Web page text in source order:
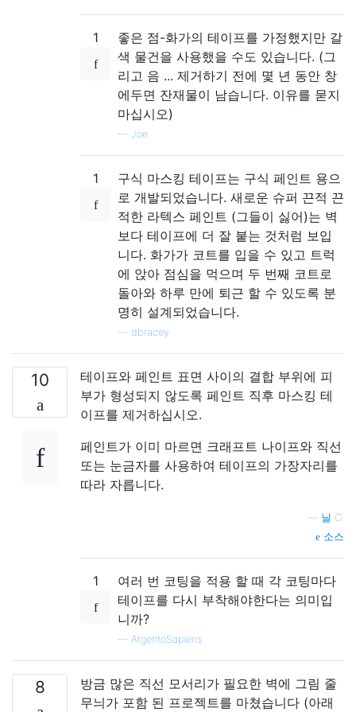
1
좋은 점-화가의 테이프를 가정했지만 갈
색 물건을 사용했을 수도 있습니다. (그
리고 음 ... 제거하기 전에 몇 년 동안 창
에두면 잔재물이 남습니다. 이유를 묻지
마십시오)
— Joe
1
구식 마스킹 테이프는 구식 페인트 용으
로 개발되었습니다. 새로운 슈퍼 끈적 끈
적한 라텍스 페인트 (그들이 싫어)는 벽
보다 테이프에 더 잘 붙는 것처럼 보입
니다. 화가가 코트를 입을 수 있고 트럭
에 앉아 점심을 먹으며 두 번째 코트로
돌아와 하루 만에 퇴근 할 수 있도록 분
명히 설계되었습니다.
dbracey
10
테이프와 페인트 표면 사이의 결합 부위에 피
부가 형성되지 않도록 페인트 직후 마스킹 테
이프를 제거하십시오.
페인트가 이미 마르면 크래프트 나이프와 직선
또는 눈금자를 사용하여 테이프의 가장자리를
따라 자릅니다.
닐 C.
소스
1
여러 번 코팅을 적용 할 때 각 코팅마다
테이프를 다시 부착해야한다는 의미입
니까?
— ArgentoSapiens
8
방금 많은 직선 모서리가 필요한 벽에 그림 줄
무늬가 포함 된 프로젝트를 마쳤습니다 (아래